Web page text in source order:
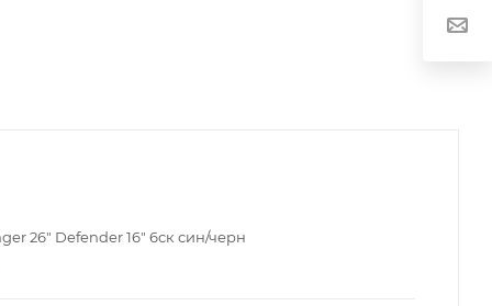
26" Defender 16" 6ск син/черн